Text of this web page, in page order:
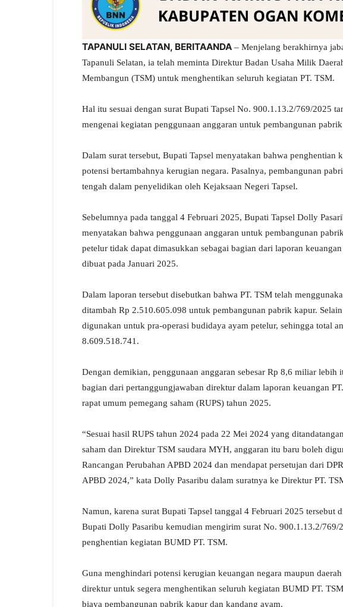
TAPANULI SELATAN, BERITAANDA – Menjelang berakhirnya
Tapanuli Selatan, ia telah meminta Direktur Badan Usaha Milik
Membangun (TSM) untuk menghentikan seluruh kegiatan PT. TSM.
Hal itu sesuai dengan surat Bupati Tapsel No. 900.1.13.2/769/2025
mengenai kegiatan penggunaan anggaran untuk pembangunan
Dalam surat tersebut, Bupati Tapsel menyatakan bahwa penghentian
potensi bertambahnya kerugian negara. Pasalnya, pembangunan
tengah dalam penyelidikan oleh Kejaksaan Negeri Tapsel.
Sebelumnya pada tanggal 4 Februari 2025, Bupati Tapsel Dolly
menyatakan bahwa penggunaan anggaran untuk pembangunan
petelur tidak dapat dimasukkan sebagai bagian dari laporan
dibuat pada Januari 2025.
Dalam laporan tersebut disebutkan bahwa PT. TSM telah
ditambah Rp 2.510.605.098 untuk pembangunan pabrik kapur.
digunakan untuk pra-operasi budidaya ayam petelur, sehingga total
8.609.518.741.
Dengan demikian, penggunaan anggaran sebesar Rp 8,6 miliar lebih
bagian dari pertanggungjawaban direktur dalam laporan keuangan
rapat umum pemegang saham (RUPS) tahun 2025.
“Sesuai hasil RUPS tahun 2024 pada 22 Mei 2024 yang
saham dan Direktur TSM saudara MYH, anggaran itu baru boleh
Rancangan Perubahan APBD 2024 dan mendapat persetujan dari
APBD 2024,” kata Dolly Pasaribu dalam suratnya ke Direktur PT.
Namun, karena surat Bupati Tapsel tanggal 4 Februari 2025 tersebut
Bupati Dolly Pasaribu kemudian mengirim surat No. 900.1.13.2/769/
penghentian kegiatan BUMD PT. TSM.
Guna menghindari potensi kerugian keuangan negara maupun
direktur untuk segera menghentikan seluruh kegiatan BUMD PT.
biaya pembangunan pabrik kapur dan kandang ayam.